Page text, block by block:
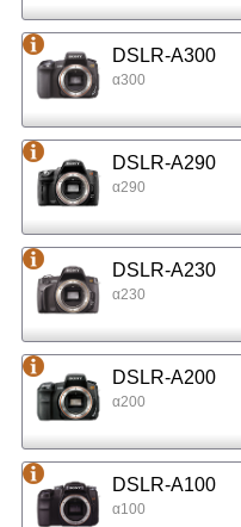
DSLR-A300
α300
DSLR-A290
α290
DSLR-A230
α230
DSLR-A200
α200
DSLR-A100
α100